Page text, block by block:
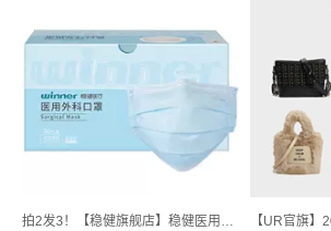
拍2发3！【稳健旗舰店】稳健医用外科口罩升级棉里层150只 【UR官旗】